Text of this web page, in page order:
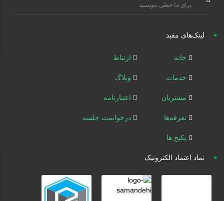
برای ما خطی بنویسید
لینک‌های مفید
خانه
خدمات
مشتریان
تعرفه‌ها
پکیج ها
ارتباط
وبلاگ
اعتبارنامه
درخواست جلسه
نماد اعتماد الکترونیک